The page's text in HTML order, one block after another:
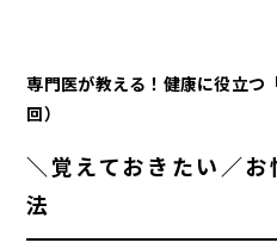
専門医が教える！健康に役立
回）
＼覚えておきたい／
法